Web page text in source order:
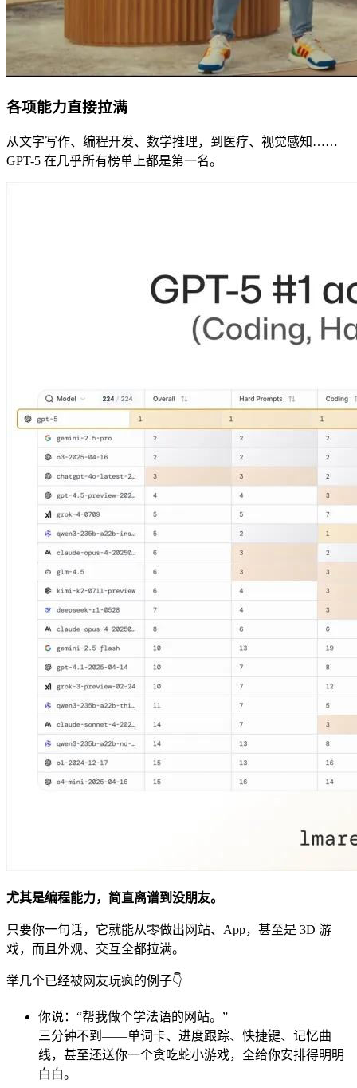
各项能力直接拉满
从文字写作、编程开发、数学推理，到医疗、视觉感知……
GPT-5 在几乎所有榜单上都是第一名。
尤其是编程能力，简直离谱到没朋友。
只要你一句话，它就能从零做出网站、App，甚至是 3D 游
戏，而且外观、交互全都拉满。
举几个已经被网友玩疯的例子👇
你说：“帮我做个学法语的网站。”
三分钟不到——单词卡、进度跟踪、快捷键、记忆曲
线，甚至还送你一个贪吃蛇小游戏，全给你安排得明明
白白。